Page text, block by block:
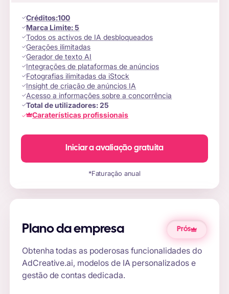
Créditos:100
Marca Limite:5
Todos os activos de IA desbloqueados
Gerações ilimitadas
Gerador de texto AI
Integrações de plataformas de anúncios
Fotografias ilimitadas da iStock
Insight de criação de anúncios IA
Acesso a informações sobre a concorrência
Total de utilizadores:25
Caraterísticas profissionais
Iniciar a avaliação gratuita
*Faturação anual
Plano da empresa Prós
Obtenha todas as poderosas funcionalidades do
AdCreative.ai, modelos de IA personalizados e
gestão de contas dedicada.